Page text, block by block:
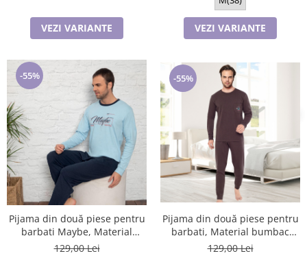
VEZI VARIANTE VEZI VARIANTE
-55%
Pijama din două piese pentru
barbati Maybe, Material
bumbac, Berfin 8016 albastra
129,00 Lei
-55%
Pijama din două piese pentru
barbati, Material bumbac
Interlok, Berfin 8063
129,00 Lei